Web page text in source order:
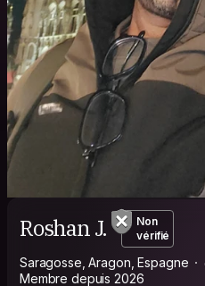
Roshan J.
Non
vérifié
Saragosse, Aragon, Espagne
Membre depuis 2026